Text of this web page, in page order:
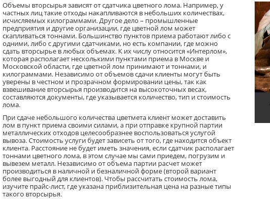
Объемы вторсырья зависят от сдатчика цветного лома. Например, у
частных лиц такие отходы накапливаются в небольших количествах,
исчисляемых килограммами. Другое дело – промышленные
предприятия и другие организации, где цветной лом может
скапливаться тоннами. Большинство пунктов приема работают либо с
одними, либо с другими сдатчиками, но есть компании, где можно
сдать вторсырье в любых объемах. К их числу относится «Интерлом»,
которая располагает несколькими пунктами приема в Москве и
Московской области, где цветной лом принимают и тоннами, и
килограммами. Независимо от объемов сдачи клиенты могут быть
уверены в честном и прозрачном формировании цены, так как
взвешивание вторсырья производится на высокоточных весах,
составляются документы, где указывается количество, тип и стоимость
лома.
При сдаче небольшого количества цветмета клиент может доставить
лом в пункт приема своими силами, а при отправке крупной партии
металлических отходов целесообразнее воспользоваться услугой
вывоза. Стоимость услуги будет зависеть от того, где находится объект
клиента. Расстояние не будет иметь значения, если сдатчик располагает
тоннами цветного лома, в этом случае мы сами приедем, погрузим и
вывезем металл. Независимо от объема партии расчет может
производиться в наличной и безналичной форме (второй вариант
более выгодный для клиентов). Чтобы рассчитать стоимость лома,
изучите прайс-лист, где указана приблизительная цена на разные типы
такого вторсырья.